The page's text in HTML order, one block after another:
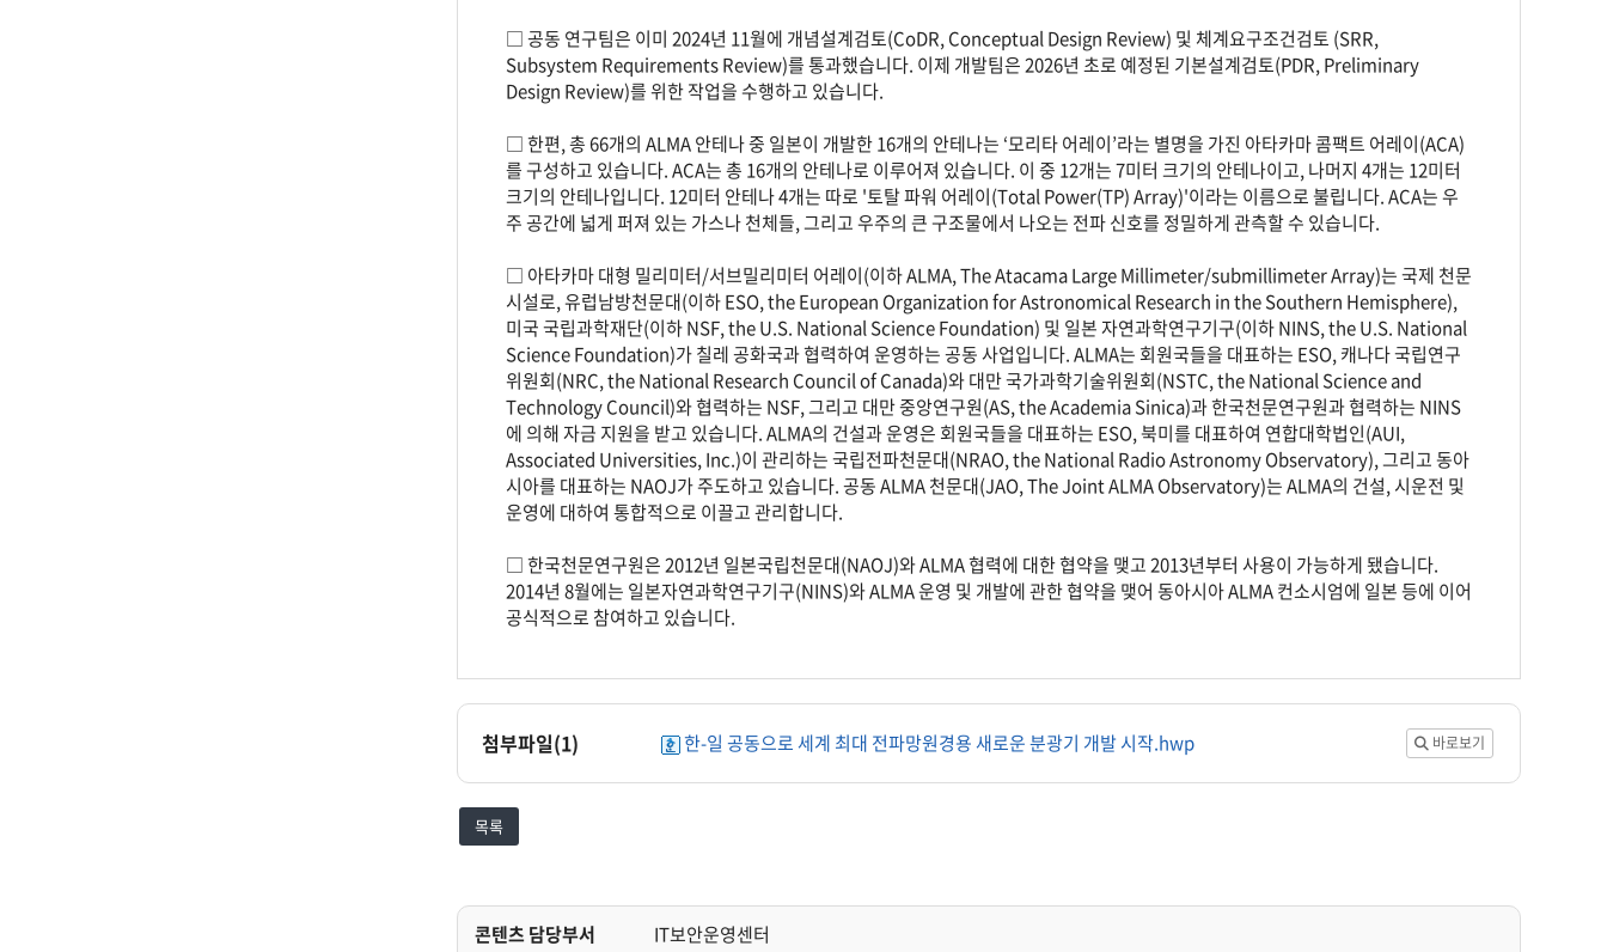
□ 공동 연구팀은 이미 2024년 11월에 개념설계검토(CoDR, Conceptual Design Review) 및 체계요구조건검토 (SRR,
Subsystem Requirements Review)를 통과했습니다. 이제 개발팀은 2026년 초로 예정된 기본설계검토(PDR, Preliminary
Design Review)를 위한 작업을 수행하고 있습니다.
□ 한편, 총 66개의 ALMA 안테나 중 일본이 개발한 16개의 안테나는 ‘모리타 어레이’라는 별명을 가진 아타카마 콤팩트 어레이(ACA)
를 구성하고 있습니다. ACA는 총 16개의 안테나로 이루어져 있습니다. 이 중 12개는 7미터 크기의 안테나이고, 나머지 4개는 12미터
크기의 안테나입니다. 12미터 안테나 4개는 따로 '토탈 파워 어레이(Total Power(TP) Array)'이라는 이름으로 불립니다. ACA는 우
주 공간에 넓게 퍼져 있는 가스나 천체들, 그리고 우주의 큰 구조물에서 나오는 전파 신호를 정밀하게 관측할 수 있습니다.
□ 아타카마 대형 밀리미터/서브밀리미터 어레이(이하 ALMA, The Atacama Large Millimeter/submillimeter Array)는 국제 천문
시설로, 유럽남방천문대(이하 ESO, the European Organization for Astronomical Research in the Southern Hemisphere),
미국 국립과학재단(이하 NSF, the U.S. National Science Foundation) 및 일본 자연과학연구기구(이하 NINS, the U.S. National
Science Foundation)가 칠레 공화국과 협력하여 운영하는 공동 사업입니다. ALMA는 회원국들을 대표하는 ESO, 캐나다 국립연구
위원회(NRC, the National Research Council of Canada)와 대만 국가과학기술위원회(NSTC, the National Science and
Technology Council)와 협력하는 NSF, 그리고 대만 중앙연구원(AS, the Academia Sinica)과 한국천문연구원과 협력하는 NINS
에 의해 자금 지원을 받고 있습니다. ALMA의 건설과 운영은 회원국들을 대표하는 ESO, 북미를 대표하여 연합대학법인(AUI,
Associated Universities, Inc.)이 관리하는 국립전파천문대(NRAO, the National Radio Astronomy Observatory), 그리고 동아
시아를 대표하는 NAOJ가 주도하고 있습니다. 공동 ALMA 천문대(JAO, The Joint ALMA Observatory)는 ALMA의 건설, 시운전 및
운영에 대하여 통합적으로 이끌고 관리합니다.
□ 한국천문연구원은 2012년 일본국립천문대(NAOJ)와 ALMA 협력에 대한 협약을 맺고 2013년부터 사용이 가능하게 됐습니다.
2014년 8월에는 일본자연과학연구기구(NINS)와 ALMA 운영 및 개발에 관한 협약을 맺어 동아시아 ALMA 컨소시엄에 일본 등에 이어
공식적으로 참여하고 있습니다.
첨부파일(1) 한-일 공동으로 세계 최대 전파망원경용 새로운 분광기 개발 시작.hwp 바로보기
목록
콘텐츠 담당부서 IT보안운영센터